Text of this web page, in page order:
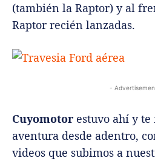
(también la Raptor) y al
Raptor recién lanzadas.
-
Cuyomotor estuvo ahí y te
aventura desde adentro,
videos que subimos a